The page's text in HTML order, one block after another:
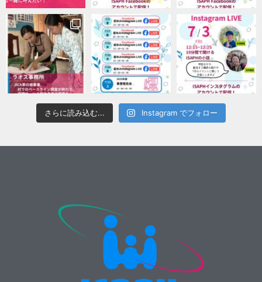
さらに読み込む... Instagram でフォロー